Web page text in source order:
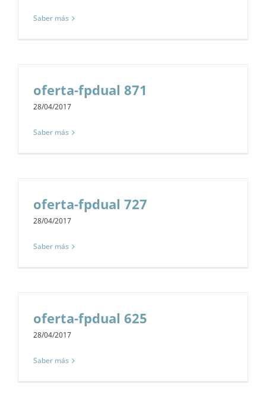
Saber más
oferta-fpdual 871
28/04/2017
Saber más
oferta-fpdual 727
28/04/2017
Saber más
oferta-fpdual 625
28/04/2017
Saber más